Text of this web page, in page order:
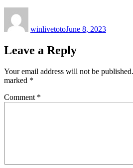
winlivetotoJune 8, 2023
Leave a Reply
Your email address will not be published.
marked *
Comment *